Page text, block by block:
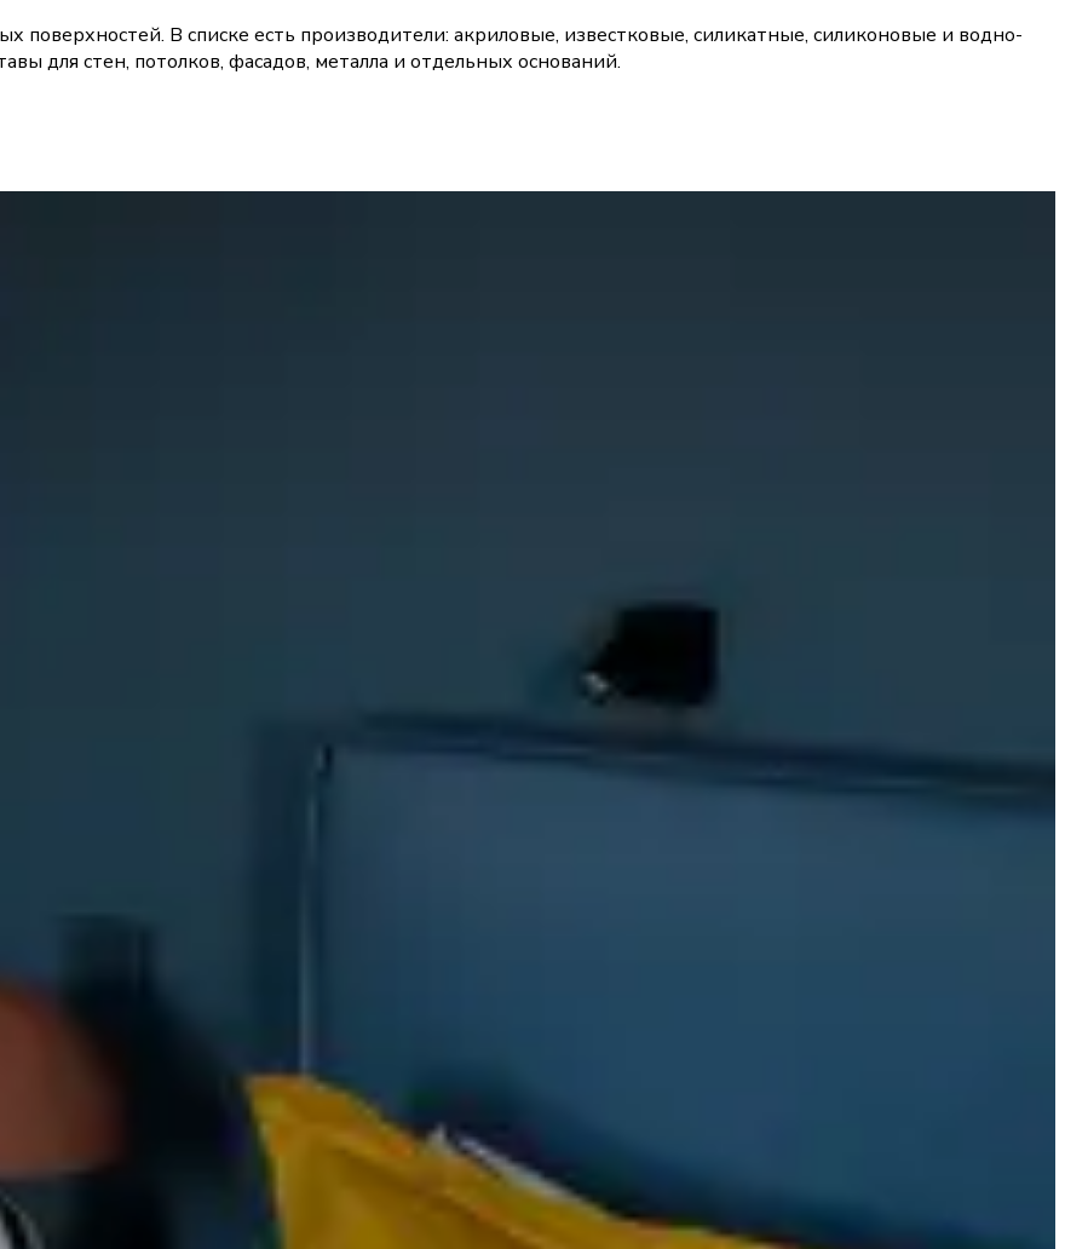
поверхностей. В списке есть производители: акриловые, известковые, силикатные, силиконовые и водно-
для стен, потолков, фасадов, металла и отдельных оснований.